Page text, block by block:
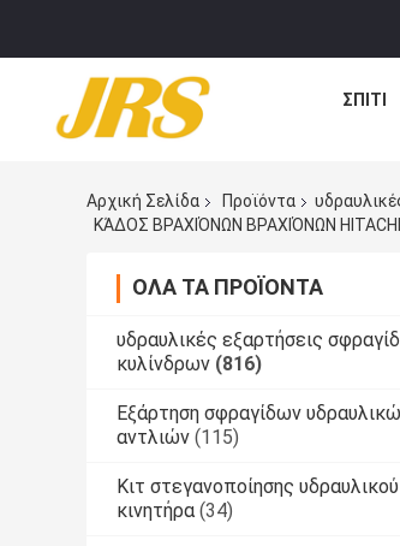
ΣΠΊΤΙ
Αρχική Σελίδα Προϊόντα
ΚΆΔΟΣ ΒΡΑΧΙΌΝΩΝ ΒΡΑΧΙΌΝΩΝ
ΌΛΑ ΤΑ ΠΡΟΪΌΝΤΑ
υδραυλικές εξαρτήσεις
κυλίνδρων (816)
Εξάρτηση σφραγίδων
αντλιών (115)
Κιτ στεγανοποίησης υδραυλικού
κινητήρα (34)